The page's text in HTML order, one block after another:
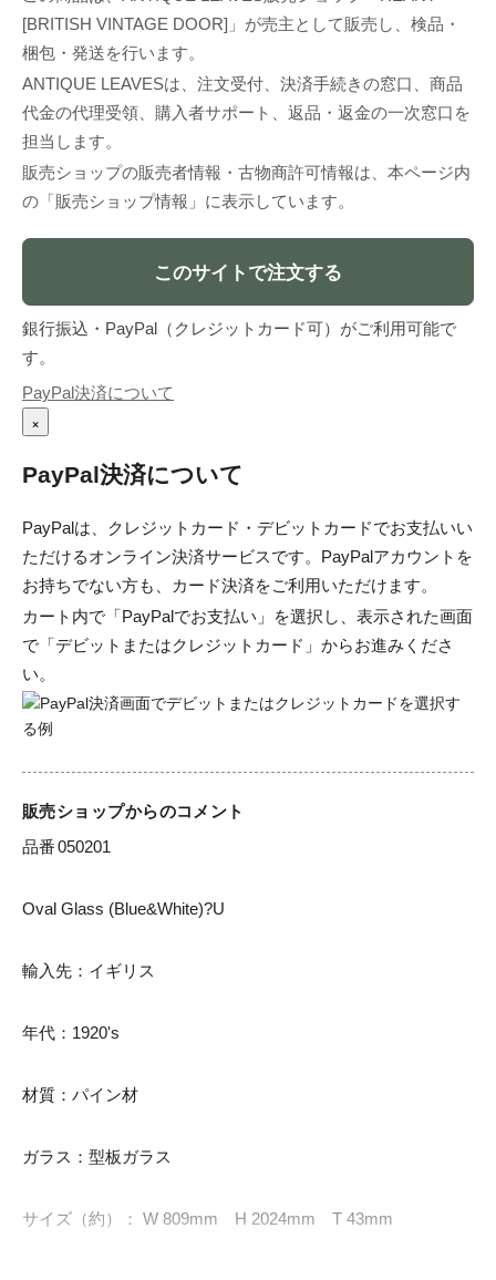
[BRITISH VINTAGE DOOR]」が売主として販売し、検品・
梱包・発送を行います。
ANTIQUE LEAVESは、注文受付、決済手続きの窓口、商品
代金の代理受領、購入者サポート、返品・返金の一次窓口を
担当します。
販売ショップの販売者情報・古物商許可情報は、本ページ内
の「販売ショップ情報」に表示しています。
このサイトで注文する
銀行振込・PayPal（クレジットカード可）がご利用可能で
す。
PayPal決済について
×
PayPal決済について
PayPalは、クレジットカード・デビットカードでお支払いい
ただけるオンライン決済サービスです。PayPalアカウントを
お持ちでない方も、カード決済をご利用いただけます。
カート内で「PayPalでお支払い」を選択し、表示された画面
で「デビットまたはクレジットカード」からお進みくださ
い。
販売ショップからのコメント
品番	050201
Oval Glass (Blue&White)?U
輸入先：イギリス
年代：1920's
材質：パイン材
ガラス：型板ガラス
サイズ（約）： W 809mm　H 2024mm　T 43mm